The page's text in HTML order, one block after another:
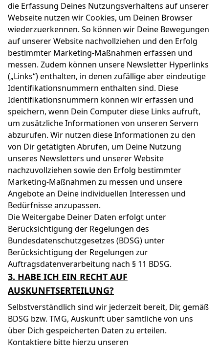
die Erfassung Deines Nutzungsverhaltens auf unserer
Webseite nutzen wir Cookies, um Deinen Browser
wiederzuerkennen. So können wir Deine Bewegungen
auf unserer Website nachvollziehen und den Erfolg
bestimmter Marketing-Maßnahmen erfassen und
messen. Zudem können unsere Newsletter Hyperlinks
(„Links“) enthalten, in denen zufällige aber eindeutige
Identifikationsnummern enthalten sind. Diese
Identifikationsnummern können wir erfassen und
speichern, wenn Dein Computer diese Links aufruft,
um zusätzliche Informationen von unseren Servern
abzurufen. Wir nutzen diese Informationen zu den
von Dir getätigten Abrufen, um Deine Nutzung
unseres Newsletters und unserer Website
nachzuvollziehen sowie den Erfolg bestimmter
Marketing-Maßnahmen zu messen und unsere
Angebote an Deine individuellen Interessen und
Bedürfnisse anzupassen.
Die Weitergabe Deiner Daten erfolgt unter
Berücksichtigung der Regelungen des
Bundesdatenschutzgesetzes (BDSG) unter
Berücksichtigung der Regelungen zur
Auftragsdatenverarbeitung nach § 11 BDSG.
3. HABE ICH EIN RECHT AUF
AUSKUNFTSERTEILUNG?
Selbstverständlich sind wir jederzeit bereit, Dir, gemäß
BDSG bzw. TMG, Auskunft über sämtliche von uns
über Dich gespeicherten Daten zu erteilen.
Kontaktiere bitte hierzu unseren